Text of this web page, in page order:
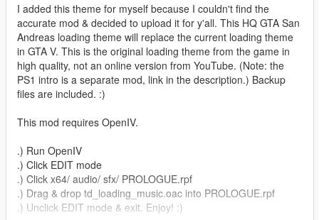
I added this theme for myself because I couldn't find the
accurate mod & decided to upload it for y'all. This HQ GTA San
Andreas loading theme will replace the current loading theme
in GTA V. This is the original loading theme from the game in
high quality, not an online version from YouTube. (Note: the
PS1 intro is a separate mod, link in the description.) Backup
files are included. :)
This mod requires OpenIV.
.) Run OpenIV
.) Click EDIT mode
.) Click x64/ audio/ sfx/ PROLOGUE.rpf
.) Drag & drop td_loading_music.oac into PROLOGUE.rpf
.) Unclick EDIT mode & exit. Enjoy! :)